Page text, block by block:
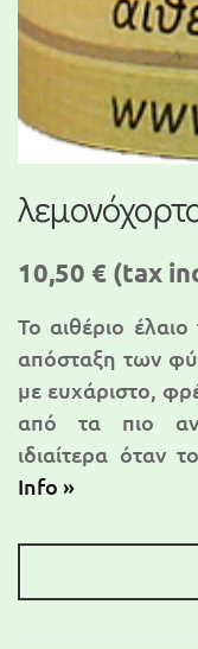
10,50 € (tax
Το αιθέριο
απόσταξη των
με ευχάριστο,
από τα πιο
ιδιαίτερα όταν
Info »